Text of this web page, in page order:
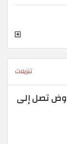
تنزيلات
تصل إلى